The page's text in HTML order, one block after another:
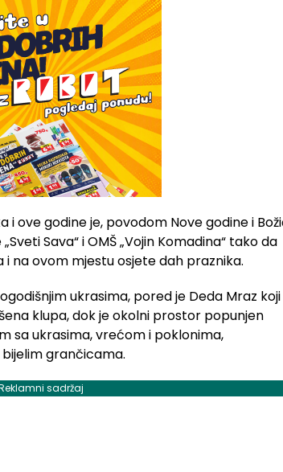
ove godine je, povodom Nove godine i
Sava“ i OMŠ „Vojin Komadina“ tako da
na ovom mjestu osjete dah praznika.
ukrasima, pored je Deda Mraz koji
klupa, dok je okolni prostor popunjen
sa ukrasima, vrećom i poklonima,
grančicama.
sadržaj